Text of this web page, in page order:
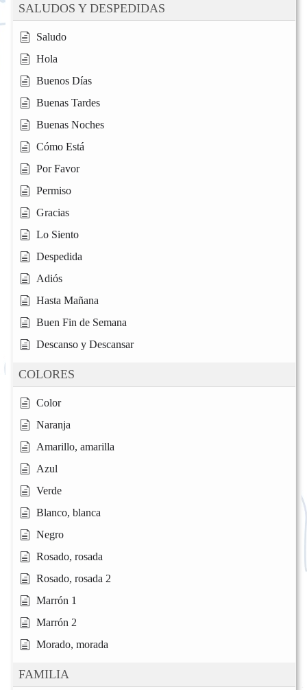
SALUDOS Y DESPEDIDAS
Saludo
Hola
Buenos Días
Buenas Tardes
Buenas Noches
Cómo Está
Por Favor
Permiso
Gracias
Lo Siento
Despedida
Adiós
Hasta Mañana
Buen Fin de Semana
Descanso y Descansar
COLORES
Color
Naranja
Amarillo, amarilla
Azul
Verde
Blanco, blanca
Negro
Rosado, rosada
Rosado, rosada 2
Marrón 1
Marrón 2
Morado, morada
FAMILIA